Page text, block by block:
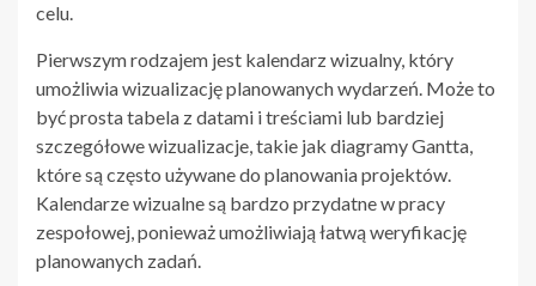
celu.
Pierwszym rodzajem jest kalendarz wizualny, który
umożliwia wizualizację planowanych wydarzeń. Może to
być prosta tabela z datami i treściami lub bardziej
szczegółowe wizualizacje, takie jak diagramy Gantta,
które są często używane do planowania projektów.
Kalendarze wizualne są bardzo przydatne w pracy
zespołowej, ponieważ umożliwiają łatwą weryfikację
planowanych zadań.